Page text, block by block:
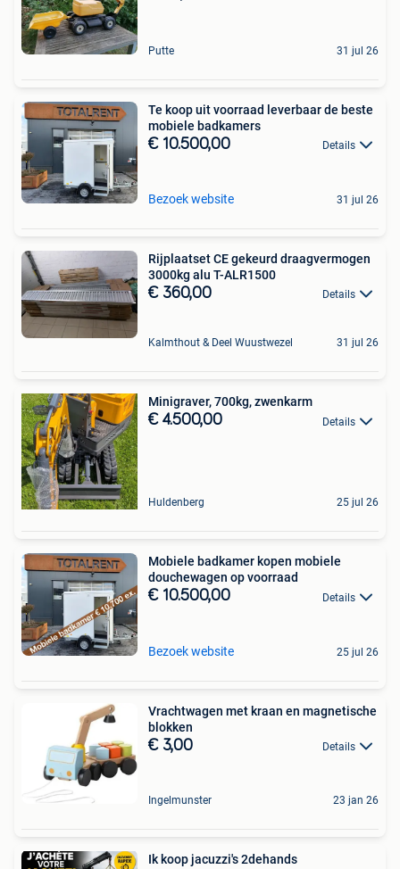
Putte 31 jul 26
Te koop uit voorraad leverbaar de beste
mobiele badkamers
€ 10.500,00 Details
Bezoek website 31 jul 26
Rijplaatset CE gekeurd draagvermogen
3000kg alu T-ALR1500
€ 360,00 Details
Kalmthout & Deel Wuustwezel 31 jul 26
Minigraver, 700kg, zwenkarm
€ 4.500,00 Details
Huldenberg 25 jul 26
Mobiele badkamer kopen mobiele
douchewagen op voorraad
€ 10.500,00 Details
Bezoek website 25 jul 26
Vrachtwagen met kraan en magnetische
blokken
€ 3,00 Details
Ingelmunster 23 jan 26
Ik koop jacuzzi's 2dehands